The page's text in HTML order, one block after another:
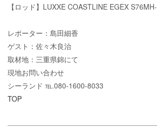
【ロッド】LUXXE COASTLINE EGEX
レポーター：島田細香
ゲスト：佐々木良治
取材地：三重県錦にて
現地お問い合わせ
シーランド ℡.080-1600-8033
TOP